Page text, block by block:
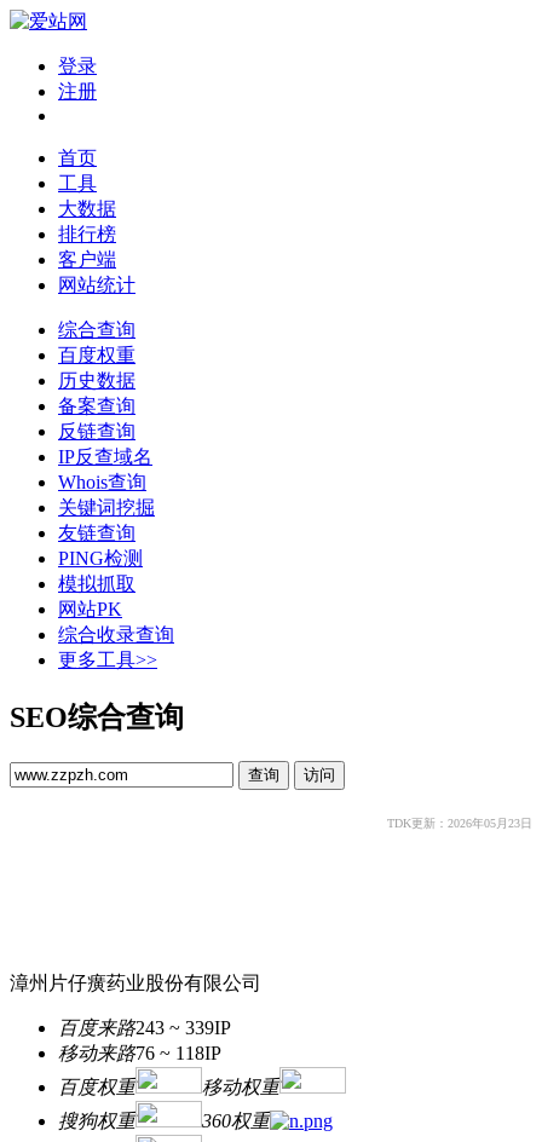
登录
注册
首页
工具
大数据
排行榜
客户端
网站统计
综合查询
百度权重
历史数据
备案查询
反链查询
IP反查域名
Whois查询
关键词挖掘
友链查询
PING检测
模拟抓取
网站PK
综合收录查询
更多工具>>
SEO综合查询
TDK更新：2026年05月23日
漳州片仔癀药业股份有限公司
百度来路243 ~ 339IP
移动来路76 ~ 118IP
百度权重
移动权重
搜狗权重
360权重